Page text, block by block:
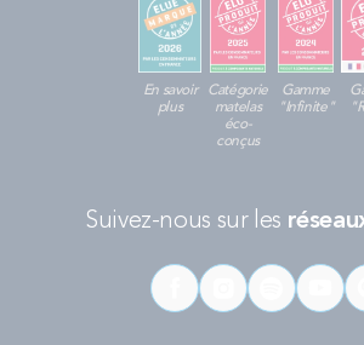
En savoir
plus
Catégorie
matelas
éco-
conçus
Gamme
"Infinite"
Suivez-nous sur les